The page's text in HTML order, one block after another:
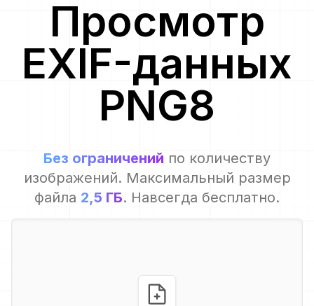
Просмотр
EXIF-данных
PNG8
Без ограничений по количеству
изображений. Максимальный размер
файла 2,5 ГБ. Навсегда бесплатно.